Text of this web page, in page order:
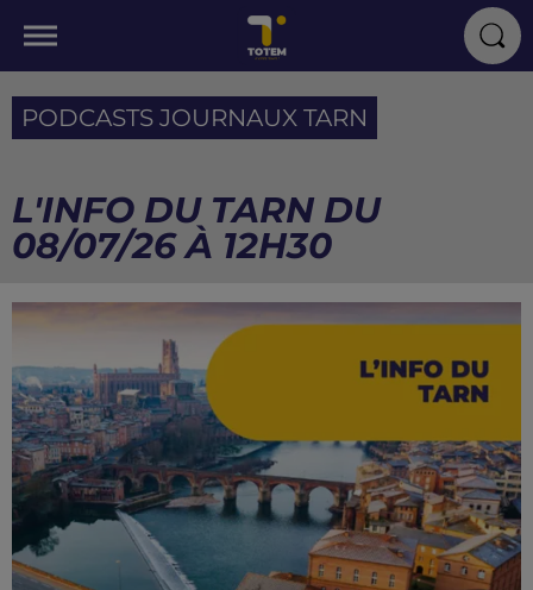
PODCASTS JOURNAUX TARN
L'INFO DU TARN DU
08/07/26 À 12H30